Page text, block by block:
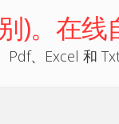
)。在线
、Excel 和